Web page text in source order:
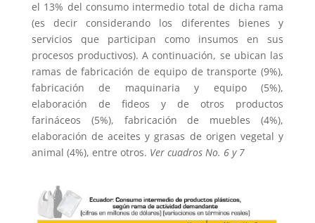
el 13% del consumo intermedio total de dicha rama
(es decir considerando los diferentes bienes y
servicios que participan como insumos en sus
procesos productivos). A continuación, se ubican las
ramas de fabricación de equipo de transporte (9%),
fabricación de maquinaria y equipo (5%),
elaboración de fideos y de otros productos
farináceos (5%), fabricación de muebles (4%),
elaboración de aceites y grasas de origen vegetal y
animal (4%), entre otros. Ver cuadros No. 6 y 7